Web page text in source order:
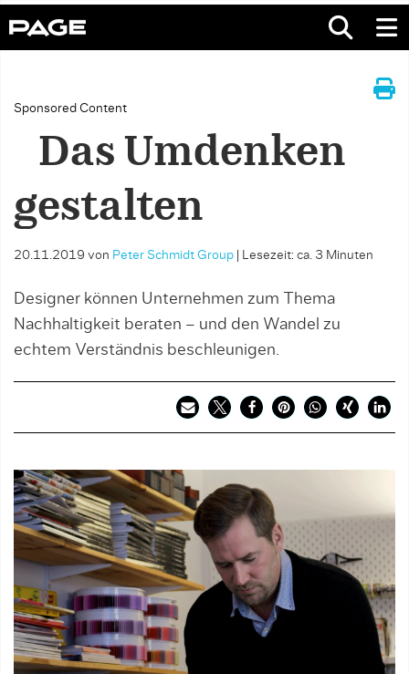
Sponsored Content
Das Umdenken
gestalten
20.11.2019 von Peter Schmidt Group Lesezeit: ca. 3 Minuten
Designer können Unternehmen zum Thema
Nachhaltigkeit beraten – und den Wandel zu
echtem Verständnis beschleunigen.